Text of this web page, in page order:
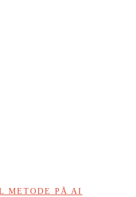
METODE PÅ AI